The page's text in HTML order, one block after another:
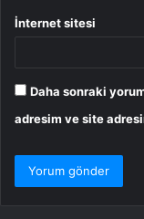
İnternet sitesi
Daha sonraki
adresim ve site